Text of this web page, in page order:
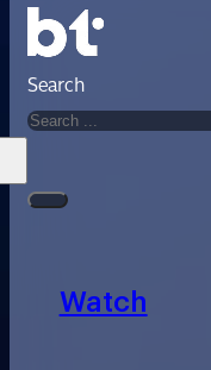
Search
Watch